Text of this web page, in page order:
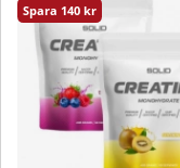
140